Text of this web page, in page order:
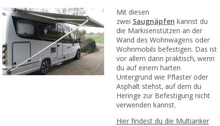
Mit diesen
zwei Saugnäpfen kannst du
die Markisenstützen an der
Wand des Wohnwagens oder
Wohnmobils befestigen. Das ist
vor allem dann praktisch, wenn
du auf einem harten
Untergrund wie Pflaster oder
Asphalt stehst, auf dem du
Heringe zur Befestigung nicht
verwenden kannst.
Hier findest du die Multianker